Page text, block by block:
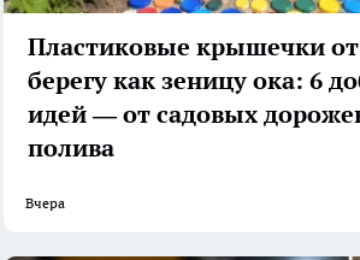
Пластиковые крышечки
берегу как зеницу ока: 6
идей — от садовых
полива
Вчера